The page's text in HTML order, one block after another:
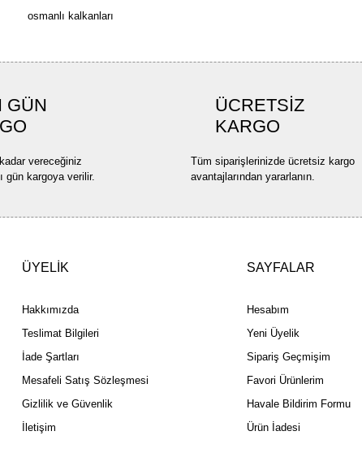
Ürün fiyatı diğer sitelerden daha
Bu ürüne benzer farklı
osmanlı kalkanları
GÜN
vereceğiniz
gün kargoya verilir.
ÜCRETSİZ
KARGO
Tüm siparişlerinizde ücretsiz kargo
avantajlarından yararlanın.
ÜYELİK
Hakkımızda
Teslimat Bilgileri
İade Şartları
Mesafeli Satış Sözleşmesi
Gizlilik ve Güvenlik
İletişim
SAYFALAR
Hesabım
Yeni Üyelik
Sipariş Geçmişim
Favori Ürünlerim
Havale Bildirim Formu
Ürün İadesi